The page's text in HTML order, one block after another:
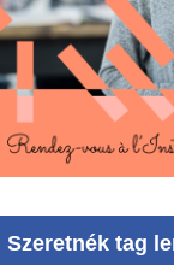
Szeretnék tag